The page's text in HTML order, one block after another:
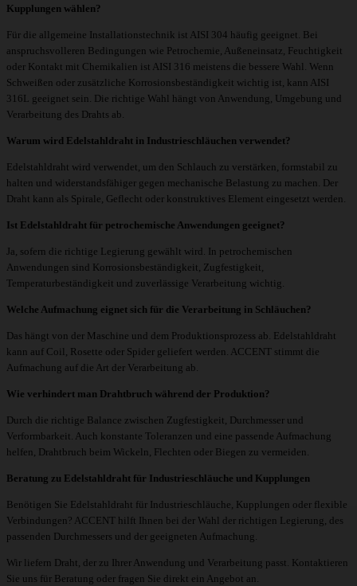
Kupplungen wählen?
Für die allgemeine Installationstechnik ist AISI 304 häufig geeignet. Bei
anspruchsvolleren Bedingungen wie Petrochemie, Außeneinsatz, Feuchtigkeit
oder Kontakt mit Chemikalien ist AISI 316 meistens die bessere Wahl. Wenn
Schweißen oder zusätzliche Korrosionsbeständigkeit wichtig ist, kann AISI
316L geeignet sein. Die richtige Wahl hängt von Anwendung, Umgebung und
Verarbeitung des Drahts ab.
Warum wird Edelstahldraht in Industrieschläuchen verwendet?
Edelstahldraht wird verwendet, um den Schlauch zu verstärken, formstabil zu
halten und widerstandsfähiger gegen mechanische Belastung zu machen. Der
Draht kann als Spirale, Geflecht oder konstruktives Element eingesetzt werden.
Ist Edelstahldraht für petrochemische Anwendungen geeignet?
Ja, sofern die richtige Legierung gewählt wird. In petrochemischen
Anwendungen sind Korrosionsbeständigkeit, Zugfestigkeit,
Temperaturbeständigkeit und zuverlässige Verarbeitung wichtig.
Welche Aufmachung eignet sich für die Verarbeitung in Schläuchen?
Das hängt von der Maschine und dem Produktionsprozess ab. Edelstahldraht
kann auf Coil, Rosette oder Spider geliefert werden. ACCENT stimmt die
Aufmachung auf die Art der Verarbeitung ab.
Wie verhindert man Drahtbruch während der Produktion?
Durch die richtige Balance zwischen Zugfestigkeit, Durchmesser und
Verformbarkeit. Auch konstante Toleranzen und eine passende Aufmachung
helfen, Drahtbruch beim Wickeln, Flechten oder Biegen zu vermeiden.
Beratung zu Edelstahldraht für Industrieschläuche und Kupplungen
Benötigen Sie Edelstahldraht für Industrieschläuche, Kupplungen oder flexible
Verbindungen? ACCENT hilft Ihnen bei der Wahl der richtigen Legierung, des
passenden Durchmessers und der geeigneten Aufmachung.
Wir liefern Draht, der zu Ihrer Anwendung und Verarbeitung passt. Kontaktieren
Sie uns für Beratung oder fragen Sie direkt ein Angebot an.